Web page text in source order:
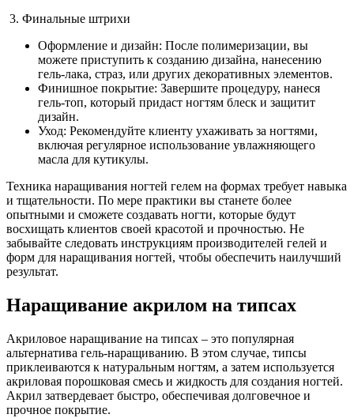
3. Финальные штрихи
Оформление и дизайн: После полимеризации, вы
можете приступить к созданию дизайна, нанесению
гель-лака, страз, или других декоративных элементов.
Финишное покрытие: Завершите процедуру, нанеся
гель-топ, который придаст ногтям блеск и защитит
дизайн.
Уход: Рекомендуйте клиенту ухаживать за ногтями,
включая регулярное использование увлажняющего
масла для кутикулы.
Техника наращивания ногтей гелем на формах требует навыка
и тщательности. По мере практики вы станете более
опытными и сможете создавать ногти, которые будут
восхищать клиентов своей красотой и прочностью. Не
забывайте следовать инструкциям производителей гелей и
форм для наращивания ногтей, чтобы обеспечить наилучший
результат.
Наращивание акрилом на типсах
Акриловое наращивание на типсах – это популярная
альтернатива гель-наращиванию. В этом случае, типсы
приклеиваются к натуральным ногтям, а затем используется
акриловая порошковая смесь и жидкость для создания ногтей.
Акрил затвердевает быстро, обеспечивая долговечное и
прочное покрытие.